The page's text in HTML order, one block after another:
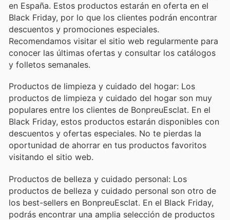
en España. Estos productos estarán en oferta en el
Black Friday, por lo que los clientes podrán encontrar
descuentos y promociones especiales.
Recomendamos visitar el sitio web regularmente para
conocer las últimas ofertas y consultar los catálogos
y folletos semanales.
Productos de limpieza y cuidado del hogar: Los
productos de limpieza y cuidado del hogar son muy
populares entre los clientes de BonpreuEsclat. En el
Black Friday, estos productos estarán disponibles con
descuentos y ofertas especiales. No te pierdas la
oportunidad de ahorrar en tus productos favoritos
visitando el sitio web.
Productos de belleza y cuidado personal: Los
productos de belleza y cuidado personal son otro de
los best-sellers en BonpreuEsclat. En el Black Friday,
podrás encontrar una amplia selección de productos